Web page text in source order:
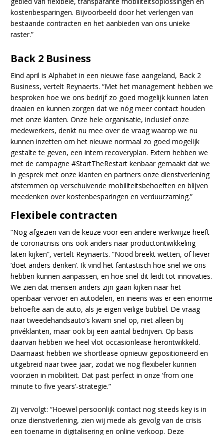
kostenbesparingen. Bijvoorbeeld door het verlengen van
bestaande contracten en het aanbieden van ons unieke
raster.”
Back 2 Business
Eind april is Alphabet in een nieuwe fase aangeland, Back 2
Business, vertelt Reynaerts. “Met het management hebben we
besproken hoe we ons bedrijf zo goed mogelijk kunnen laten
draaien en kunnen zorgen dat we nóg meer contact houden
met onze klanten. Onze hele organisatie, inclusief onze
medewerkers, denkt nu mee over de vraag waarop we nu
kunnen inzetten om het nieuwe normaal zo goed mogelijk
gestalte te geven, een intern recoveryplan. Extern hebben we
met de campagne #StartTheRestart kenbaar gemaakt dat we
in gesprek met onze klanten en partners onze dienstverlening
afstemmen op verschuivende mobiliteitsbehoeften en blijven
meedenken over kostenbesparingen en verduurzaming.”
Flexibele contracten
“Nog afgezien van de keuze voor een andere werkwijze heeft
de coronacrisis ons ook anders naar productontwikkeling
laten kijken”, vertelt Reynaerts. “Nood breekt wetten, of liever
‘doet anders denken’. Ik vind het fantastisch hoe snel we ons
hebben kunnen aanpassen, en hoe snel dit leidt tot innovaties.
We zien dat mensen anders zijn gaan kijken naar het
openbaar vervoer en autodelen, en ineens was er een enorme
behoefte aan de auto, als je eigen veilige bubbel. De vraag
naar tweedehandsauto’s kwam snel op, niet alleen bij
privéklanten, maar ook bij een aantal bedrijven. Op basis
daarvan hebben we heel vlot occasionlease herontwikkeld.
Daarnaast hebben we shortlease opnieuw gepositioneerd en
uitgebreid naar twee jaar, zodat we nog flexibeler kunnen
voorzien in mobiliteit. Dat past perfect in onze ‘from one
minute to five years’-strategie.”
Zij vervolgt: “Hoewel persoonlijk contact nog steeds key is in
onze dienstverlening, zien wij mede als gevolg van de crisis
een toename in digitalisering en online verkoop. Deze